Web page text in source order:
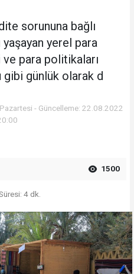
sorununa bağlı
yerel para
para politikaları
günlük olarak d
- Güncelleme: 22.08.2022
1500
4 dk.